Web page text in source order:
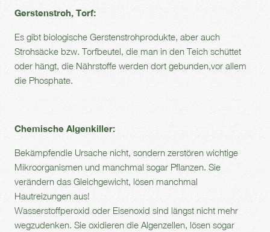
Gerstenstroh, Torf:
Es gibt biologische Gerstenstrohprodukte, aber auch
Strohsäcke bzw. Torfbeutel, die man in den Teich schüttet
oder hängt, die Nährstoffe werden dort gebunden,vor allem
die Phosphate.
Chemische Algenkiller:
Bekämpfendie Ursache nicht, sondern zerstören wichtige
Mikroorganismen und manchmal sogar Pflanzen. Sie
verändern das Gleichgewicht, lösen manchmal
Hautreizungen aus!
Wasserstoffperoxid oder Eisenoxid sind längst nicht mehr
wegzudenken. Sie oxidieren die Algenzellen, lösen sogar